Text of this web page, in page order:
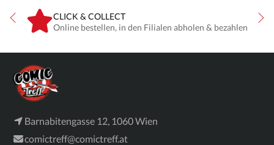
CLICK & COLLECT
Online bestellen, in den Filialen abholen & bezahlen
Barnabitengasse 12, 1060 Wien
comictreff@comictreff.at